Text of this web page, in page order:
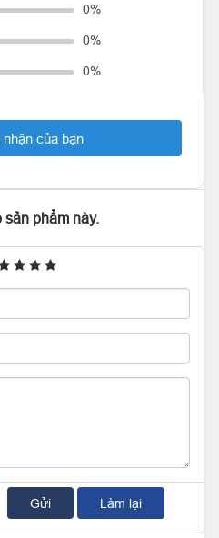
0%
0%
0%
của bạn
phẩm này.
Gửi Làm lại